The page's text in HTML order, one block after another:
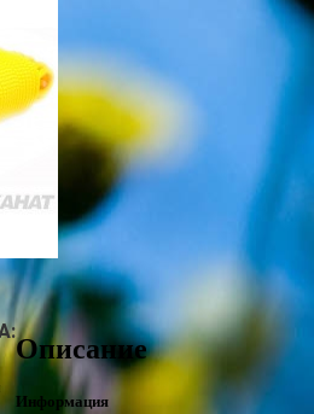
Описание
Информация